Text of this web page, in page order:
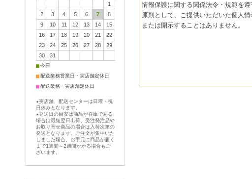
情報保護に関する関係法令・規範を遵
原則として、ご提供いただいた個人
または開示することはありません。
1
2
3 4 5 6 7
8
9
10 11 12 13 14
15
16
17 18 19 20 21
22
23
24 25 26 27 28
29
30
31
■今日
■配送業務営業日・実店舗定休日
■配送業務・実店舗定休日
★実店舗、配送センターは日曜・祝
日休みとなります。
★発送日の目安は商品が在庫である
場合は最短翌日出荷、受注発注品や
お取り寄せ商品の場合は入荷次第の
発送となります。ご注文が集中いた
しました場合、お手元に商品が届く
まで1週間～2週間かかる場合もご
ざいます。